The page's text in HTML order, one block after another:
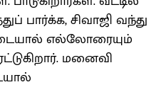
பார்க்க, சிவாஜி வந்து
எல்லோரையும்
மனைவி